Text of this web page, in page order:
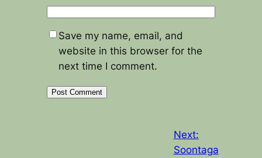
Save my name, email, and
website in this browser for the
next time I comment.
Next:
Soontaga